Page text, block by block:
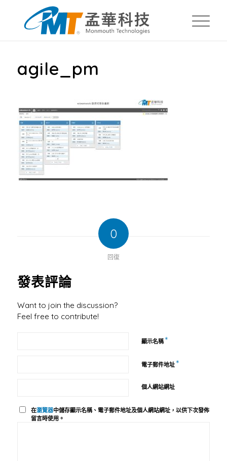
agile_pm
0
回復
發表評論
Want to join the discussion?
Feel free to contribute!
顯示名稱 *
電子郵件地址 *
個人網站網址
在瀏覽器中儲存顯示名稱、電子郵件地址及個人網站網址，以供下次發佈
留言時使用。